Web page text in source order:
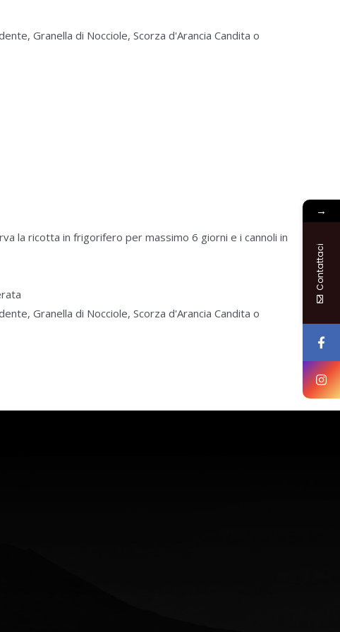
Granella di Nocciole, Scorza d'Arancia Candita o
la ricotta in frigorifero per massimo 6 giorni e i cannoli in
Granella di Nocciole, Scorza d'Arancia Candita o
→
Contattaci